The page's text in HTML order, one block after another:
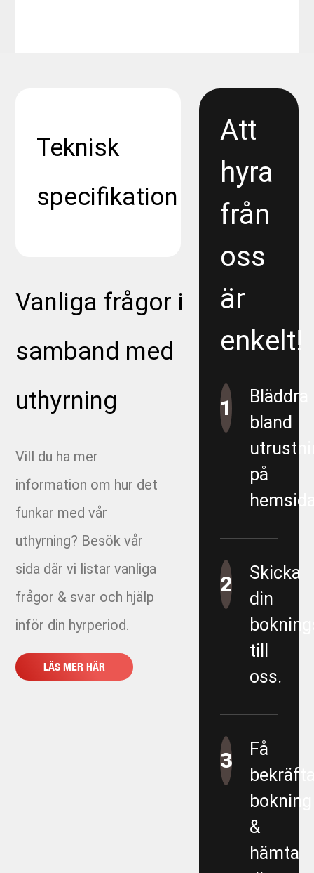
Teknisk
specifikation
Vanliga frågor i
samband med
uthyrning
Vill du ha mer
information om hur det
funkar med vår
uthyrning? Besök vår
sida där vi listar vanliga
frågor & svar och hjälp
inför din hyrperiod.
LÄS MER HÄR
Att
hyra
från
oss
är
enkelt!
1
Bläddra
bland
på
2
Skicka
din
till
oss.
3
Få
bokning
&
hämta